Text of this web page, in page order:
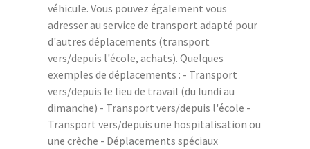
véhicule. Vous pouvez également vous
adresser au service de transport adapté pour
d'autres déplacements (transport
vers/depuis l'école, achats). Quelques
exemples de déplacements : - Transport
vers/depuis le lieu de travail (du lundi au
dimanche) - Transport vers/depuis l'école -
Transport vers/depuis une hospitalisation ou
une crèche - Déplacements spéciaux